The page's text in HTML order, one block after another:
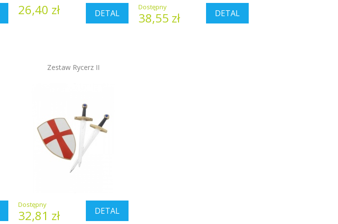
DETAL
26,40 zł DETAL
Dostępny
38,55 zł
Zestaw Rycerz II
DETAL
Dostępny
32,81 zł